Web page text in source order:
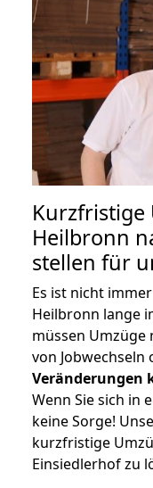
Kurzfristige
Heilbronn
stellen für
Es ist nicht
Heilbronn lange
müssen
von
Veränderungen
Wenn Sie sich in
keine Sorge!
kurzfristige
Einsiedlerhof zu